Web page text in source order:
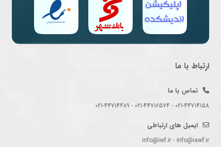
ارتباط با ما
تماس با ما
021-44714158 - 021-44716574 - 021-44714489
ایمیل های ارتباطی
info@iwf.ir - info@iawf.ir